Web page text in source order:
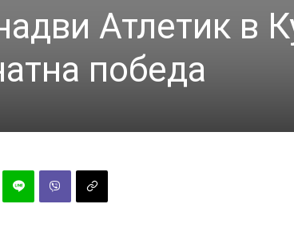
Атлетик в
победа